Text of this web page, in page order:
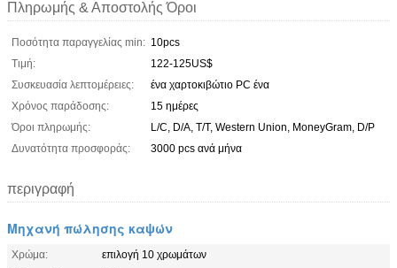
Πληρωμής & Αποστολής Όροι
Ποσότητα παραγγελίας min: 10pcs
Τιμή:
122-125US$
Συσκευασία λεπτομέρειες:
ένα χαρτοκιβώτιο PC ένα
Χρόνος παράδοσης:
15 ημέρες
Όροι πληρωμής:
L/C, D/A, T/T, Western Union, MoneyGram, D/P
Δυνατότητα προσφοράς:
3000 pcs ανά μήνα
περιγραφή
Μηχανή πώλησης καψών
Χρώμα:
επιλογή 10 χρωμάτων